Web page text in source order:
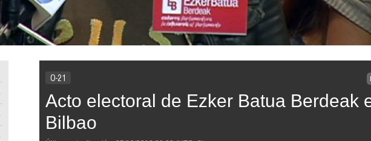
O-21
Acto electoral de Ezker Batua Berdeak
Bilbao